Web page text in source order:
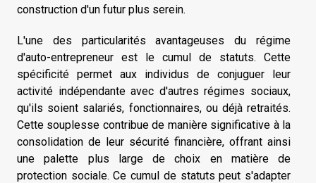
construction d'un futur plus serein.
L'une des particularités avantageuses du régime
d'auto-entrepreneur est le cumul de statuts. Cette
spécificité permet aux individus de conjuguer leur
activité indépendante avec d'autres régimes sociaux,
qu'ils soient salariés, fonctionnaires, ou déjà retraités.
Cette souplesse contribue de manière significative à la
consolidation de leur sécurité financière, offrant ainsi
une palette plus large de choix en matière de
protection sociale. Ce cumul de statuts peut s'adapter